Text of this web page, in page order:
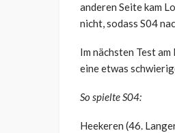
anderen Seite kam
nicht, sodass S04
Im nächsten Test
eine etwas
So spielte S04:
Heekeren (46.